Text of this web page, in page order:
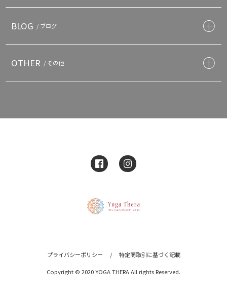
BLOG / ブログ
OTHER / その他
プライバシーポリシー / 特定商取引に基づく記載
Copyright © 2020 YOGA THERA All rights Reserved.